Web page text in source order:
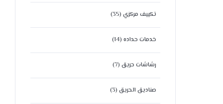
تكييف مركزي (35)
خدمات حداده (14)
رشاشات حريق (7)
صناديق الحريق (3)